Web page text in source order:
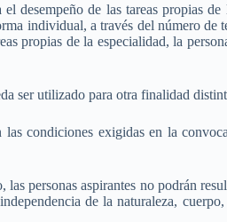
desempeño de las tareas propias
individual, a través del número
propias de la especialidad, la
ser utilizado para otra finalidad
condiciones exigidas en la
personas aspirantes no podrán
de la naturaleza,